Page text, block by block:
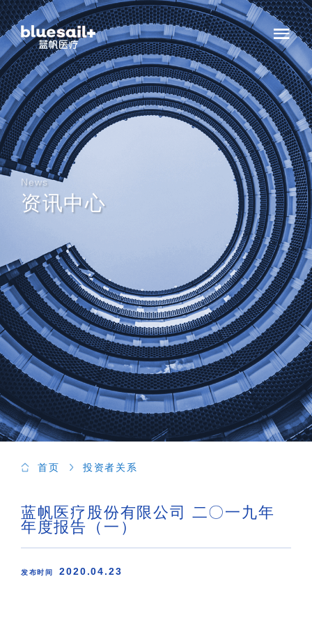
News
资讯中心
首页 投资者关系
蓝帆医疗股份有限公司 二〇一九年
年度报告（一）
发布时间 2020.04.23